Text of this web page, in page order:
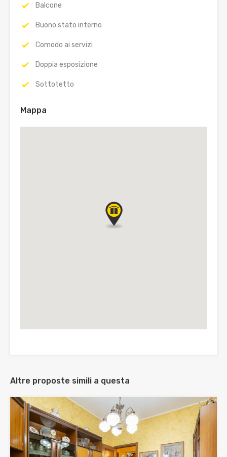
Balcone
Buono stato interno
Comodo ai servizi
Doppia esposizione
Sottotetto
Mappa
Altre proposte simili a questa